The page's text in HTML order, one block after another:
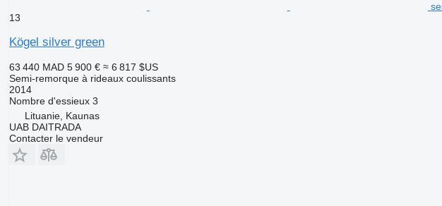
13
Kögel silver green
63 440 MAD 5 900 € ≈ 6 817 $US
Semi-remorque à rideaux coulissants
2014
Nombre d'essieux 3
Lituanie, Kaunas
UAB DAITRADA
Contacter le vendeur